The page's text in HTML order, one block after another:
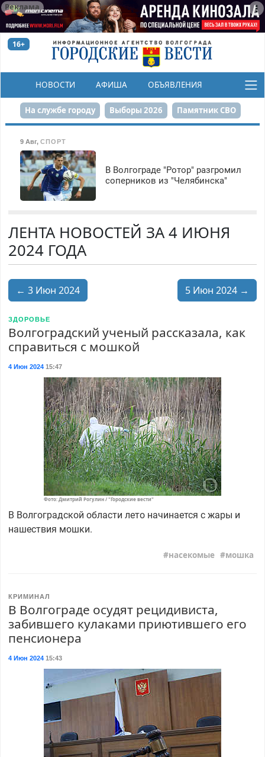
Реклама
16+
НОВОСТИ АФИША ОБЪЯВЛЕНИЯ
КОНКУРСЫ
На службе городу Выборы 2026 Памятник СВО
Набережная День Победы
80-летие Победы Парк Героев-летчиков
9 Авг, СПОРТ
В Волгограде "Ротор" разгромил
соперников из "Челябинска"
ЛЕНТА НОВОСТЕЙ ЗА 4 ИЮНЯ
2024 ГОДА
← 3 Июн 2024 5 Июн 2024 →
ЗДОРОВЬЕ
Волгоградский ученый рассказала, как
справиться с мошкой
4 Июн 202415:47
Фото: Дмитрий Рогулин / "Городские вести"
В Волгоградской области лето начинается с жары и
нашествия мошки.
насекомые мошка
КРИМИНАЛ
В Волгограде осудят рецидивиста,
забившего кулаками приютившего его
пенсионера
4 Июн 202415:43